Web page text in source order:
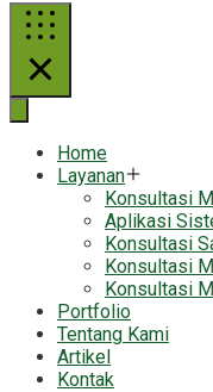
Home
Layanan
Konsultasi
Aplikasi
Konsultasi
Konsultasi
Konsultasi
Portfolio
Tentang Kami
Artikel
Kontak